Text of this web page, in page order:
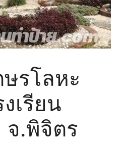
รโลหะ
เรียน
จ.พิจิตร